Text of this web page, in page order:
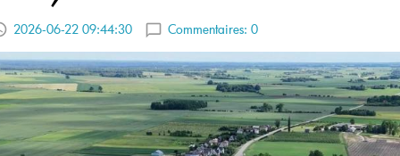
2026-06-22 09:44:30 Commentaires: 0